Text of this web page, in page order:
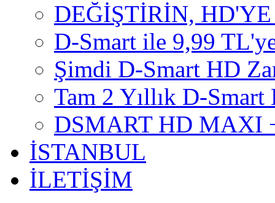
DEĞİŞTİRİN,
D-Smart ile 9,99 TL'ye
Şimdi D-Smart HD
Tam 2 Yıllık D-Smart
DSMART HD MAXI
İSTANBUL
İLETİŞİM